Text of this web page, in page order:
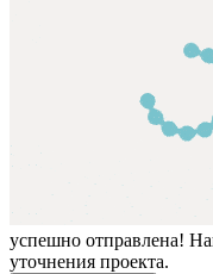
успешно отправлена!
уточнения проекта.